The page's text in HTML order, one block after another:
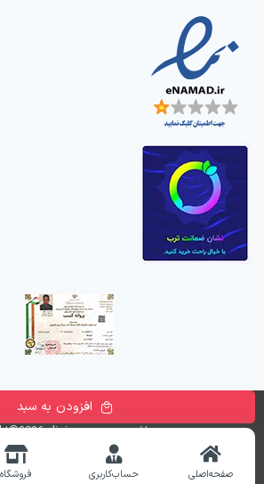
تمامی حقوق این وب سایت متعلق به
می باشد. Copyright©2026 digiparse.com
طراحی و راه اندازی سایت
افزودن به سبد
صفحه‌اصلی حساب‌کاربری فروشگاه